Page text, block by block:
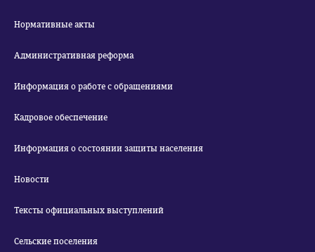
Нормативные акты
Административная реформа
Информация о работе с обращениями
Кадровое обеспечение
Информация о состоянии защиты населения
Новости
Тексты официальных выступлений
Сельские поселения